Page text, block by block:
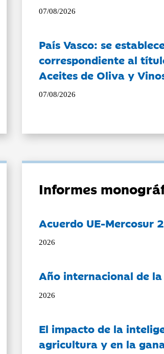
07/08/2026
País Vasco: se
correspondiente al
Aceites de Oliva y
07/08/2026
Informes
Acuerdo UE-Mercosur
2026
Año internacional de
2026
El impacto de la
agricultura y en la